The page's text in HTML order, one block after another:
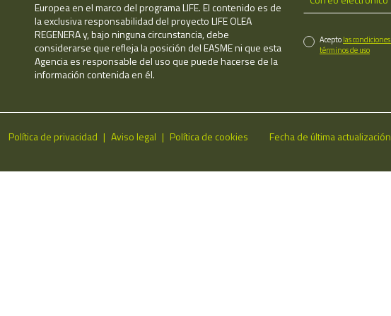
Europea en el marco del programa LIFE. El contenido es de
la exclusiva responsabilidad del proyecto LIFE OLEA
REGENERA y, bajo ninguna circunstancia, debe
considerarse que refleja la posición del EASME ni que esta
Agencia es responsable del uso que puede hacerse de la
información contenida en él.
Aceptolas
términos de uso
Política de privacidad Aviso legal Política de cookies Fecha de última